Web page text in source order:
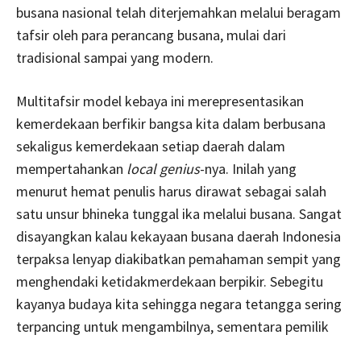
busana nasional telah diterjemahkan melalui beragam
tafsir oleh para perancang busana, mulai dari
tradisional sampai yang modern.
Multitafsir model kebaya ini merepresentasikan
kemerdekaan berfikir bangsa kita dalam berbusana
sekaligus kemerdekaan setiap daerah dalam
mempertahankan local genius-nya. Inilah yang
menurut hemat penulis harus dirawat sebagai salah
satu unsur bhineka tunggal ika melalui busana. Sangat
disayangkan kalau kekayaan busana daerah Indonesia
terpaksa lenyap diakibatkan pemahaman sempit yang
menghendaki ketidakmerdekaan berpikir. Sebegitu
kayanya budaya kita sehingga negara tetangga sering
terpancing untuk mengambilnya, sementara pemilik